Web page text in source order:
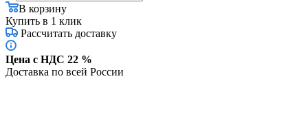
В корзину
Купить в 1 клик
Рассчитать доставку
Цена с НДС 22 %
Доставка по всей России